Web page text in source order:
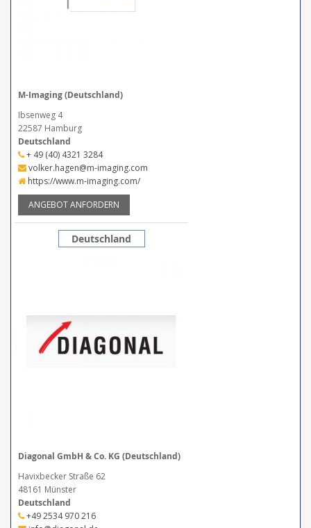
M-Imaging (Deutschland)
Ibsenweg 4
22587 Hamburg
Deutschland
+ 49 (40) 4321 3284
volker.hagen@m-imaging.com
https://www.m-imaging.com/
ANGEBOT ANFORDERN
Deutschland
Diagonal GmbH & Co. KG (Deutschland)
Havixbecker Straße 62
48161 Münster
Deutschland
+49 2534 970 216